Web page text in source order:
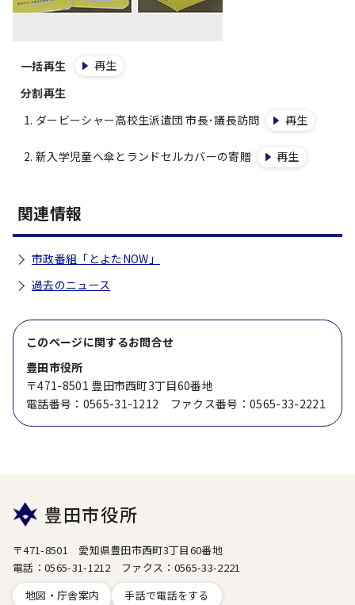
一括再生
再生
分割再生
ダービーシャー高校生派遣団 市長･議長訪問
再生
新入学児童へ傘とランドセルカバーの寄贈 再生
関連情報
市政番組「とよたNOW」
過去のニュース
このページに関するお問合せ
豊田市役所
〒471-8501 豊田市西町3丁目60番地
電話番号：0565-31-1212 ファクス番号：0565-33-2221
豊田市役所
〒471-8501 愛知県豊田市西町3丁目60番地
電話：0565-31-1212 ファクス：0565-33-2221
地図・庁舎案内
手話で電話をする